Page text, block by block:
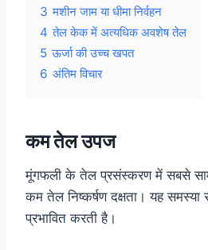
3 मशीन जाम या धीमा निर्वहन
4 तेल केक में अत्यधिक अवशेष तेल
5 ऊर्जा की उच्च खपत
6 अंतिम विचार
कम तेल उपज
मूंगफली के तेल प्रसंस्करण में सबसे
कम तेल निष्कर्षण दक्षता। यह समस्या
प्रभावित करती है।